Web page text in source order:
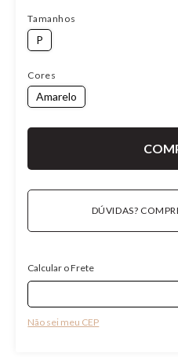
Tamanhos
P
Cores
Amarelo
DÚVIDAS?
Calcular o Frete
Não sei meu CEP